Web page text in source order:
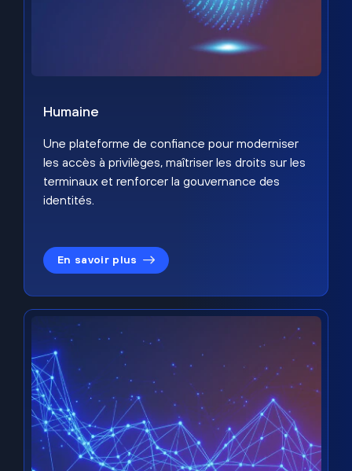
Humaine
Une plateforme de confiance pour moderniser
les accès à privilèges, maîtriser les droits sur les
terminaux et renforcer la gouvernance des
identités.
En savoir plus